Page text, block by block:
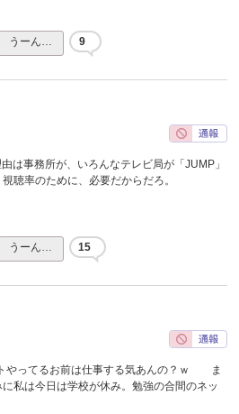
うーん… 9
は事務所が、いろんなテレビ局が「JUMP」
聴率のために、必要だからだろ。
うーん… 15
やってるお前は仕事する気あんの？ｗ ま
私は今日は学校が休み。勉強の合間のネッ